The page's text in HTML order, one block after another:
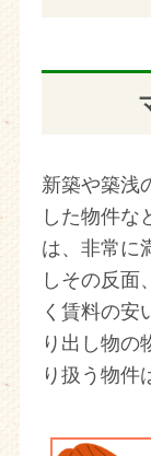
新築や築浅
した物件な
は、非常に
しその反面
く賃料の安
り出し物の
り扱う物件